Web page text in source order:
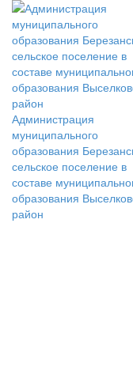
Администрация
муниципального
образования
сельское поселение в
составе
образования
район